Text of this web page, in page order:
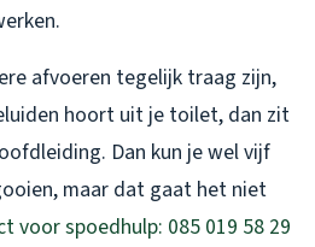
afvoeren tegelijk traag zijn,
hoort uit je toilet, dan zit
Dan kun je wel vijf
maar dat gaat het niet
voor spoedhulp: 085 019 58 29